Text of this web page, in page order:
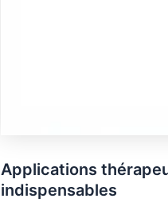
Applications
indispensables